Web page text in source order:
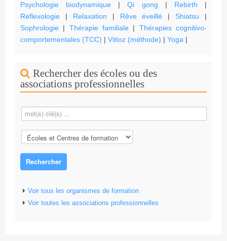
Psychologie biodynamique |Qi gong | Rebirth |
Réflexologie | Relaxation | Rêve éveillé |Shiatsu |
Sophrologie | Thérapie familiale | Thérapies cognitivo-
comportementales (TCC) | Vittoz (méthode) | Yoga |
Rechercher des écoles ou des
associations professionnelles
Rechercher
Voir tous les organismes de formation
Voir toutes les associations professionnelles